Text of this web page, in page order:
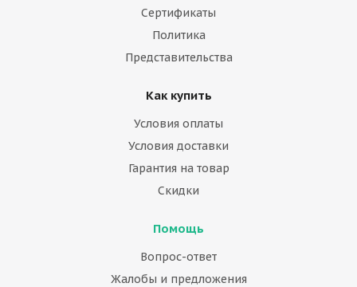
Сертификаты
Политика
Представительства
Как купить
Условия оплаты
Условия доставки
Гарантия на товар
Скидки
Помощь
Вопрос-ответ
Жалобы и предложения